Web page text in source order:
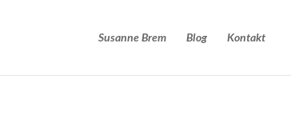
Susanne Brem Blog Kontakt